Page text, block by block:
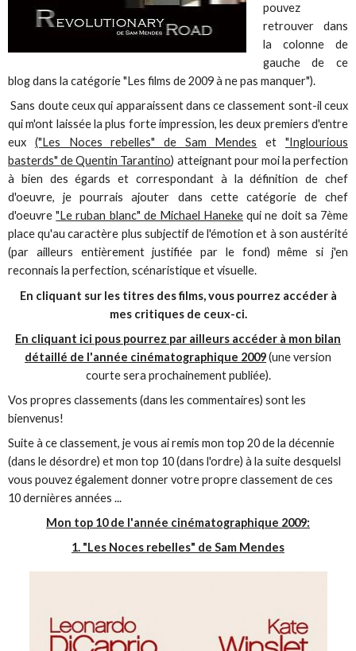
pouvez
retrouver dans
la colonne de
gauche de ce
blog dans la catégorie "Les films de 2009 à ne pas manquer").
Sans doute ceux qui apparaissent dans ce classement sont-il ceux
qui m'ont laissée la plus forte impression, les deux premiers d'entre
eux ("Les Noces rebelles" de Sam Mendes et "Inglourious
basterds" de Quentin Tarantino) atteignant pour moi la perfection
à bien des égards et correspondant à la définition de chef
d'oeuvre, je pourrais ajouter dans cette catégorie de chef
d'oeuvre"Le ruban blanc" de Michael Haneke qui ne doit sa 7ème
place qu'au caractère plus subjectif de l'émotion et à son austérité
(par ailleurs entièrement justifiée par le fond) même si j'en
reconnais la perfection, scénaristique et visuelle.
En cliquant sur les titres des films, vous pourrez accéder à
mes critiques de ceux-ci.
En cliquant ici pous pourrez par ailleurs accéder à mon bilan
détaillé de l'année cinématographique 2009(une version
courte sera prochainement publiée).
Vos propres classements (dans les commentaires) sont les
bienvenus!
Suite à ce classement, je vous ai remis mon top 20 de la décennie
(dans le désordre) et mon top 10 (dans l'ordre) à la suite desquelsl
vous pouvez également donner votre propre classement de ces
10 dernières années ...
Mon top 10 de l'année cinématographique 2009:
1. "Les Noces rebelles" de Sam Mendes